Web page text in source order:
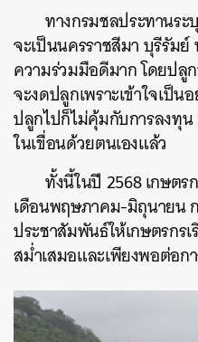
ทางกรมชลประทานร
จะเป็นนครราชสีมา บุรีรัมย์
ความร่วมมือดีมาก โดยป
จะงดปลูกเพราะเข้าใจเป็
ปลูกไปก็ไม่คุ้มกับการลงทุ
ในเขื่อนด้วยตนเองแล้ว
ทั้งนี้ในปี 2568 เกษต
เดือนพฤษภาคม-มิถุนายน
ประชาสัมพันธ์ให้เกษตรกร
สม่ำเสมอและเพียงพอต่อก